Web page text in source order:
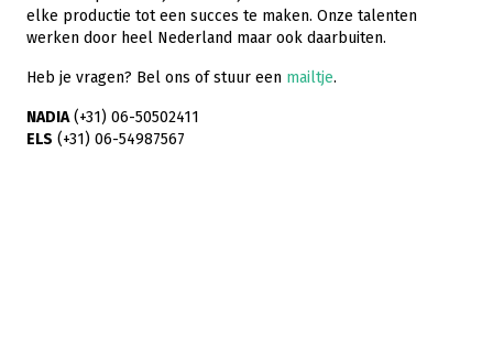
elke productie tot een succes te maken. Onze talenten
werken door heel Nederland maar ook daarbuiten.
Heb je vragen? Bel ons of stuur een mailtje.
NADIA(+31) 06-50502411
ELS (+31) 06-54987567